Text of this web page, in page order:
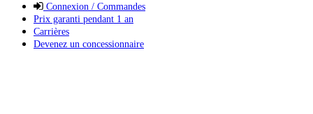
Connexion / Commandes
Prix garanti pendant 1 an
Carrières
Devenez un concessionnaire